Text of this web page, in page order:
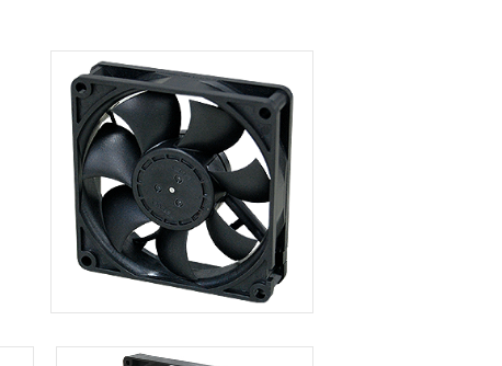
消费者与智能家居、穿戴电子、
家电、智能设备之间的联系愈发
紧密。美蓓亚三美为行业领先的
消费电子和家电制造商提供优质
的滚珠轴承、电机、锂离子电池
芯片、开关、线性马达、相机马
达等零部件。
直流有刷电机
直流无刷电机
步进电机
微型充气泵电机
连接器
HSD连接器
FAKRA连接器
USCAR-30连接器
环境保护